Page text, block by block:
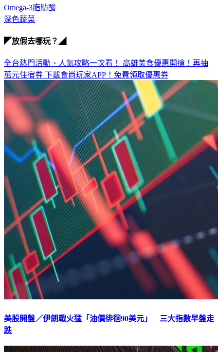
Omega-3脂肪酸
深色蔬菜
◤放假去哪玩？◢
全台熱門活動、人氣攻略一次看！ 高雄美食優惠開搶！再抽
萬元住宿券 下載食尚玩家APP！免費領取優惠券
美股開盤／伊朗戰火猛「油價徘徊90美元」 三大指數早盤走
跌